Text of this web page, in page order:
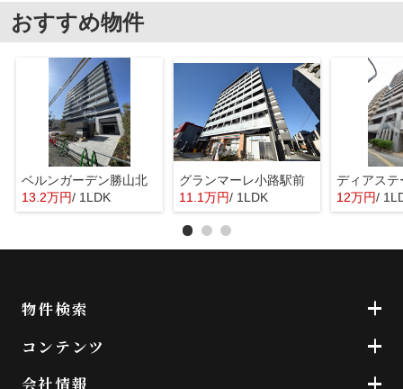
おすすめ物件
ベルンガーデン勝山北
13.2万円/ 1LDK
グランマーレ小路駅前
11.1万円/ 1LDK 12万円/
物件検索
コンテンツ
会社情報